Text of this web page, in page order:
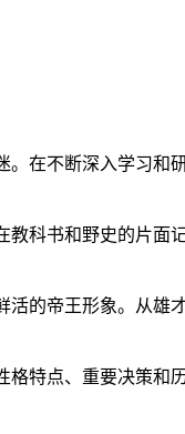
在不断深入学习
科书和野史的片
的帝王形象。从
特点、重要决策